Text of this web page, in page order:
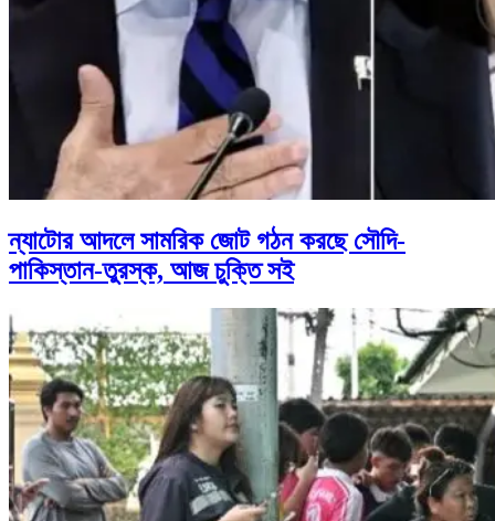
ন্যাটোর আদলে সামরিক জোট গঠন করছে সৌদি-
পাকিস্তান-তুরস্ক, আজ চুক্তি সই